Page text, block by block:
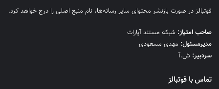
فوتبالز در صورت بازنشر محتوای سایر رسانه‌ها، نام منبع اصلی را درج خواهد کرد.
صاحب امتیاز: شبکه مستند آپارات
مديرمسئول: مهدی مسعودی
سردبیر: ش.آ
تماس با فوتبالز